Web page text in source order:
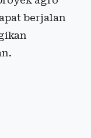
berjalan